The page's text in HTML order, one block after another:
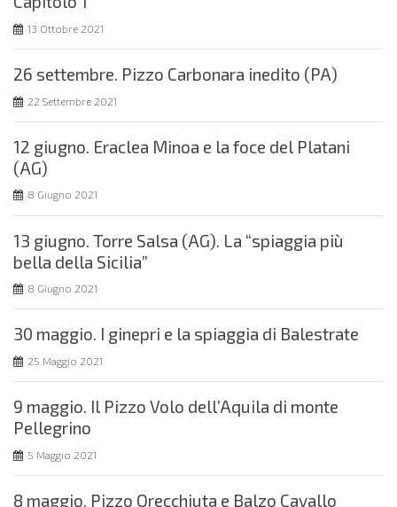
13 Ottobre 2021
26 settembre. Pizzo Carbonara inedito (PA)
22 Settembre 2021
12 giugno. Eraclea Minoa e la foce del Platani
(AG)
8 Giugno 2021
13 giugno. Torre Salsa (AG). La “spiaggia più
bella della Sicilia”
8 Giugno 2021
30 maggio. I ginepri e la spiaggia di Balestrate
25 Maggio 2021
9 maggio. Il Pizzo Volo dell’Aquila di monte
Pellegrino
5 Maggio 2021
8 maggio. Pizzo Orecchiuta e Balzo Cavallo